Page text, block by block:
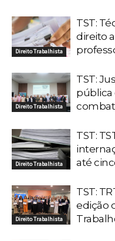
Direito Trabalhista
TST:
direito
Direito Trabalhista
TST:
pública
Direito Trabalhista
TST:
até
Direito Trabalhista
TST:
edição